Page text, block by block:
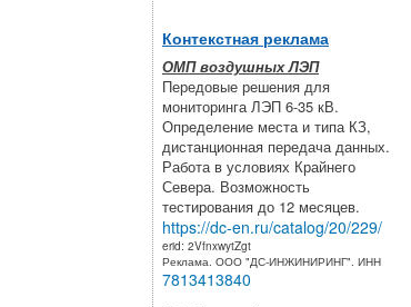
Контекстная реклама
ОМП воздушных ЛЭП
Передовые решения для
мониторинга ЛЭП 6-35 кВ.
Определение места и типа КЗ,
дистанционная передача данных.
Работа в условиях Крайнего
Севера. Возможность
тестирования до 12 месяцев.
https://dc-en.ru/catalog/20/229/
erid: 2VfnxwytZgt
Реклама. ООО "ДС-ИНЖИНИРИНГ". ИНН
7813413840